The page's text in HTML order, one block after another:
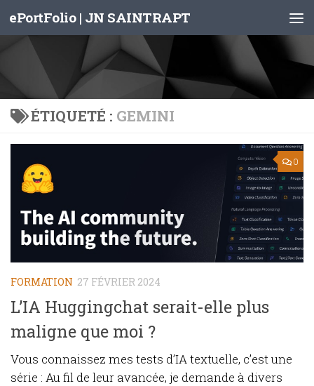
Skip to content
ePortFolio | JN SAINTRAPT
ÉTIQUETÉ : GEMINI
0
FORMATION 27 FÉVRIER 2024
L’IA Huggingchat serait-elle plus
maligne que moi ?
Vous connaissez mes tests d’IA textuelle, c’est une
série : Au fil de leur avancée, je demande à divers